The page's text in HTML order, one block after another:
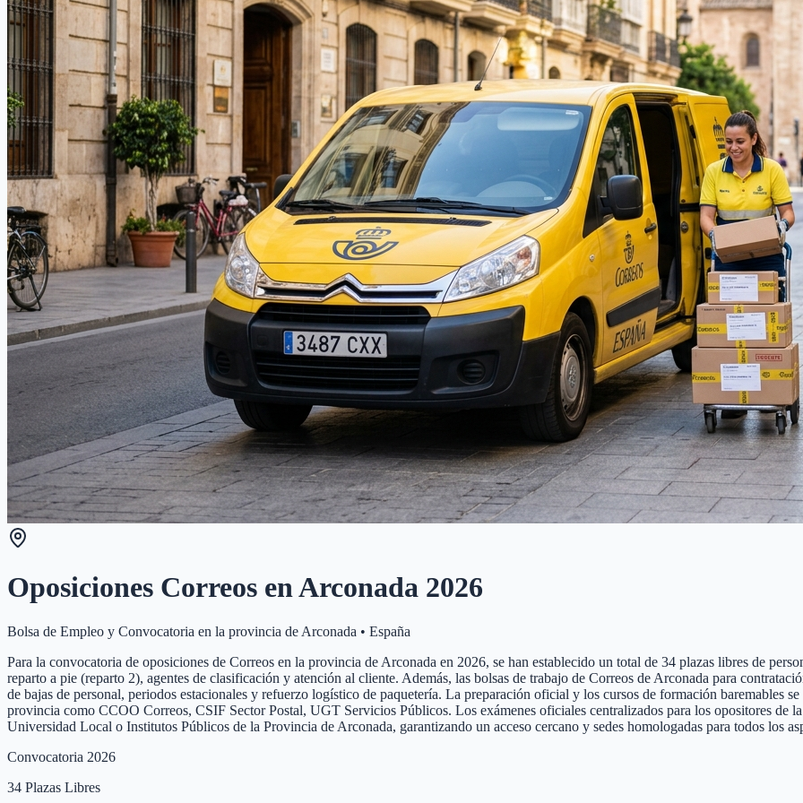
Oposiciones Correos enArconada 2026
Bolsa de Empleo y Convocatoria en la provincia de Arconada • España
Para la convocatoria de oposiciones de Correos en la provincia de Arconada en 2026, se han establecido un total de 34 plazas libres de
reparto a pie (reparto 2), agentes de clasificación y atención al cliente. Además, las bolsas de trabajo de Correos de Arconada para
de bajas de personal, periodos estacionales y refuerzo logístico de paquetería. La preparación oficial y los cursos de formación baremables
provincia como CCOO Correos, CSIF Sector Postal, UGT Servicios Públicos. Los exámenes oficiales centralizados para los opositores de
Universidad Local o Institutos Públicos de la Provincia de Arconada, garantizando un acceso cercano y sedes homologadas para todos los
Convocatoria 2026
34 Plazas Libres